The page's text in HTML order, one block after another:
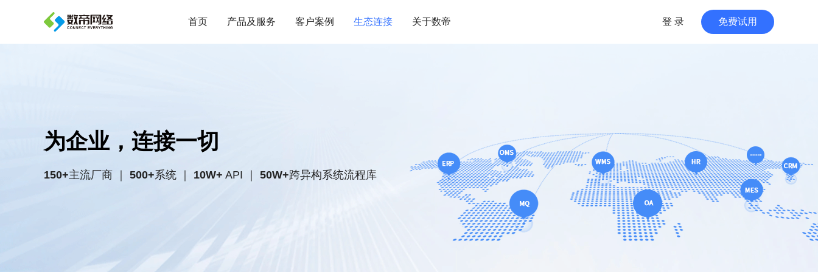
首页 产品及服务
数据治理平台
电商对账平台
客户案例 生态连接 关于数帝 登 录 免费试用
为企业，连接一切
150+主流厂商 ｜ 500+系统 ｜ 10W+ API ｜ 50W+跨异构系统流程库